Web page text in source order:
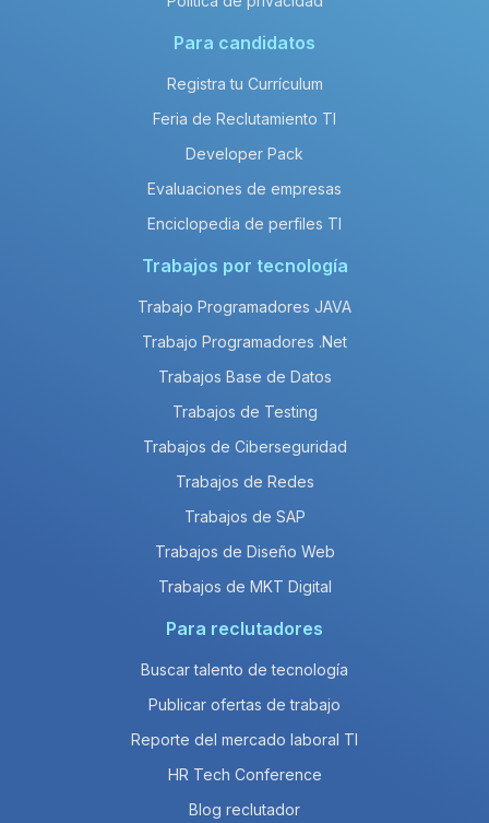
Para candidatos
Registra tu Currículum
Feria de Reclutamiento TI
Developer Pack
Evaluaciones de empresas
Enciclopedia de perfiles TI
Trabajos por tecnología
Trabajo Programadores JAVA
Trabajo Programadores .Net
Trabajos Base de Datos
Trabajos de Testing
Trabajos de Ciberseguridad
Trabajos de Redes
Trabajos de SAP
Trabajos de Diseño Web
Trabajos de MKT Digital
Para reclutadores
Buscar talento de tecnología
Publicar ofertas de trabajo
Reporte del mercado laboral TI
HR Tech Conference
Blog reclutador